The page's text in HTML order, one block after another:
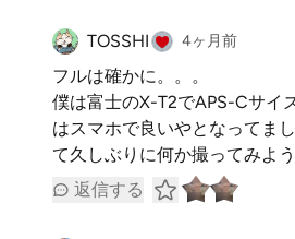
TOSSHI 4ヶ月前
フルは確かに。。。
僕は富士のX-T2でAPS-Cサイ
はスマホで良いやとなってま
て久しぶりに何か撮ってみよ
返信する